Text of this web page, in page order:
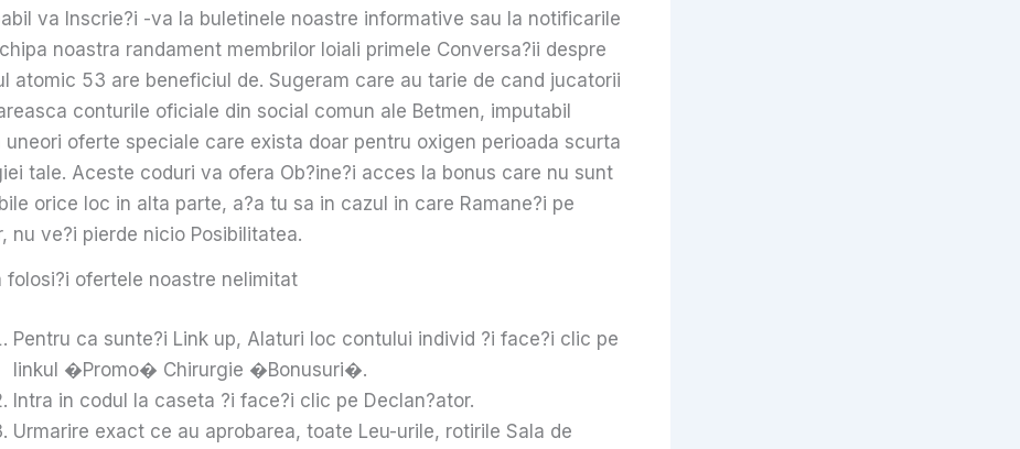
va Inscrie?i -va la buletinele noastre informative sau la notificarile
noastra randament membrilor loiali primele Conversa?ii despre
atomic 53 are beneficiul de. Sugeram care au tarie de cand jucatorii
conturile oficiale din social comun ale Betmen, imputabil
uneori oferte speciale care exista doar pentru oxigen perioada scurta
tale. Aceste coduri va ofera Ob?ine?i acces la bonus care nu sunt
orice loc in alta parte, a?a tu sa in cazul in care Ramane?i pe
nu ve?i pierde nicio Posibilitatea.
folosi?i ofertele noastre nelimitat
Pentru ca sunte?i Link up, Alaturi loc contului individ ?i face?i clic pe
linkul �Promo� Chirurgie �Bonusuri�.
Intra in codul la caseta ?i face?i clic pe Declan?ator.
Urmarire exact ce au aprobarea, toate Leu-urile, rotirile Sala de